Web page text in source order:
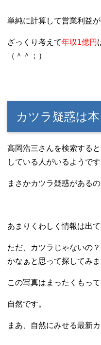
単純に計算して営業利益が
ざっくり考えて年収1億円
（＾＾；）
カツラ疑惑は本
高岡浩三さんを検索する
している人がいるようです
まさかカツラ疑惑があるの
あまりくわしく情報は出
ただ、カツラじゃないの
かなぁと思って探してみま
この写真はまったくもっ
自然です。
まあ、自然にみせる最新